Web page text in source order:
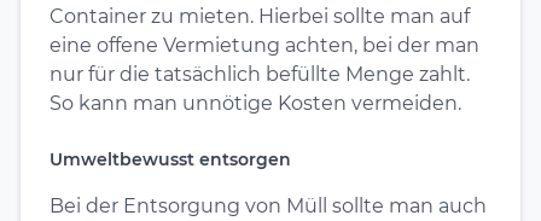
Container zu mieten. Hierbei sollte man auf
eine offene Vermietung achten, bei der man
nur für die tatsächlich befüllte Menge zahlt.
So kann man unnötige Kosten vermeiden.
Umweltbewusst entsorgen
Bei der Entsorgung von Müll sollte man auch